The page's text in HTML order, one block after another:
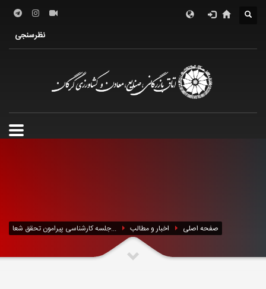
درباره اتاق
معرفی استان
نظرسنجی
جلسه کارشناسی پیرامون تحقق شعا... اخبار و مطالب صفحه اصلی